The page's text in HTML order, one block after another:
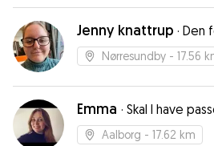
Jenny knattrup · Den
Nørresundby - 17.56
Emma · Skal I have
Aalborg - 17.62 km